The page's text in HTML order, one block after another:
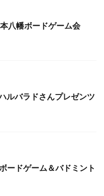
幡ボードゲーム会
バラドさんプレゼンツ
ドゲーム＆バドミント